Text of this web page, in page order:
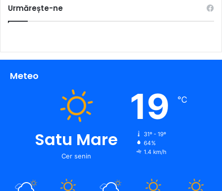
Urmărește-ne
Meteo
Satu Mare
Cer senin
19 ℃
31º - 19º
64%
1.4 km/h